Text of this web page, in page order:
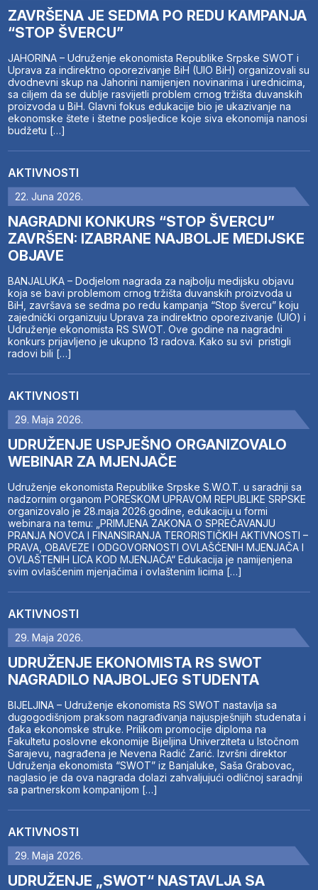
ZAVRŠENA JE SEDMA PO REDU KAMPANJA
“STOP ŠVERCU”
JAHORINA – Udruženje ekonomista Republike Srpske SWOT i
Uprava za indirektno oporezivanje BiH (UIO BiH) organizovali su
dvodnevni skup na Jahorini namijenjen novinarima i urednicima,
sa ciljem da se dublje rasvijetli problem crnog tržišta duvanskih
proizvoda u BiH. Glavni fokus edukacije bio je ukazivanje na
ekonomske štete i štetne posljedice koje siva ekonomija nanosi
budžetu […]
AKTIVNOSTI
22. Juna 2026.
NAGRADNI KONKURS “STOP ŠVERCU”
ZAVRŠEN: IZABRANE NAJBOLJE MEDIJSKE
OBJAVE
BANJALUKA – Dodjelom nagrada za najbolju medijsku objavu
koja se bavi problemom crnog tržišta duvanskih proizvoda u
BiH, završava se sedma po redu kampanja “Stop švercu” koju
zajednički organizuju Uprava za indirektno oporezivanje (UIO) i
Udruženje ekonomista RS SWOT. Ove godine na nagradni
konkurs prijavljeno je ukupno 13 radova. Kako su svi pristigli
radovi bili […]
AKTIVNOSTI
29. Maja 2026.
UDRUŽENJE USPJEŠNO ORGANIZOVALO
WEBINAR ZA MJENJAČE
Udruženje ekonomista Republike Srpske S.W.O.T. u saradnji sa
nadzornim organom PORESKOM UPRAVOM REPUBLIKE SRPSKE
organizovalo je 28.maja 2026.godine, edukaciju u formi
webinara na temu: „PRIMJENA ZAKONA O SPREČAVANJU
PRANJA NOVCA I FINANSIRANJA TERORISTIČKIH AKTIVNOSTI –
PRAVA, OBAVEZE I ODGOVORNOSTI OVLAŠĆENIH MJENJAČA I
OVLAŠTENIH LICA KOD MJENJAČA“ Edukacija je namijenjena
svim ovlašćenim mjenjačima i ovlaštenim licima […]
AKTIVNOSTI
29. Maja 2026.
UDRUŽENJE EKONOMISTA RS SWOT
NAGRADILO NAJBOLJEG STUDENTA
BIJELJINA – Udruženje ekonomista RS SWOT nastavlja sa
dugogodišnjom praksom nagrađivanja najuspješnijih studenata i
đaka ekonomske struke. Prilikom promocije diploma na
Fakultetu poslovne ekonomije Bijeljina Univerziteta u Istočnom
Sarajevu, nagrađena je Nevena Radić Zarić. Izvršni direktor
Udruženja ekonomista “SWOT” iz Banjaluke, Saša Grabovac,
naglasio je da ova nagrada dolazi zahvaljujući odličnoj saradnji
sa partnerskom kompanijom […]
AKTIVNOSTI
29. Maja 2026.
UDRUŽENJE „SWOT“ NASTAVLJA SA